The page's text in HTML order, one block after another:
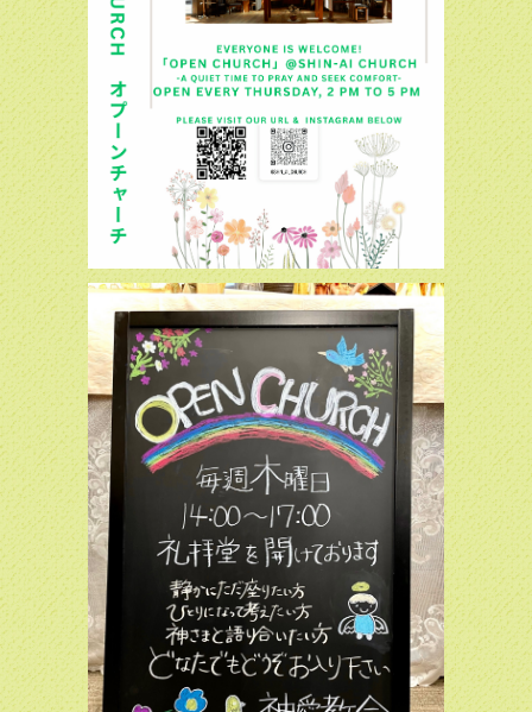
「ゆるし」です。聖書の話をわかりやすく説明しますので、
みなさんのご参加お待ちしています。
2025.08.03
本日8月3日（日）は年一回の主教巡回日となりました。た
くさんのご参加ありがとうございました。
2025.08.03
暑中お見舞い申し上げます。8月の「こども礼拝」は10日お
よび24日に9:30から10時まで予定しています。暑い日が続
いていますが、どうぞ気を付けてお出かけください。
2025.06.08
本日は聖霊降臨日です。9:30からこども礼拝、10:30から聖
餐式が予定されています。礼拝後に、佐々木道人司祭のご指
導で「聖書を味わう会」を行います。ご参加お待ちしており
ます！
2025.06.01
本日11：30から「ウエルカムサンデー」が予定していま
す。テーマは「心の平和」です。キリスト教のことわかりや
すく話しますので、ぜひ一度いらしてください。お待ちして
います！
2025.05.02
毎月第2日曜日に、佐々木道人司祭のご指導で、聖書勉強会
を行うこととなりました。第1回は5月11日です。礼拝後お